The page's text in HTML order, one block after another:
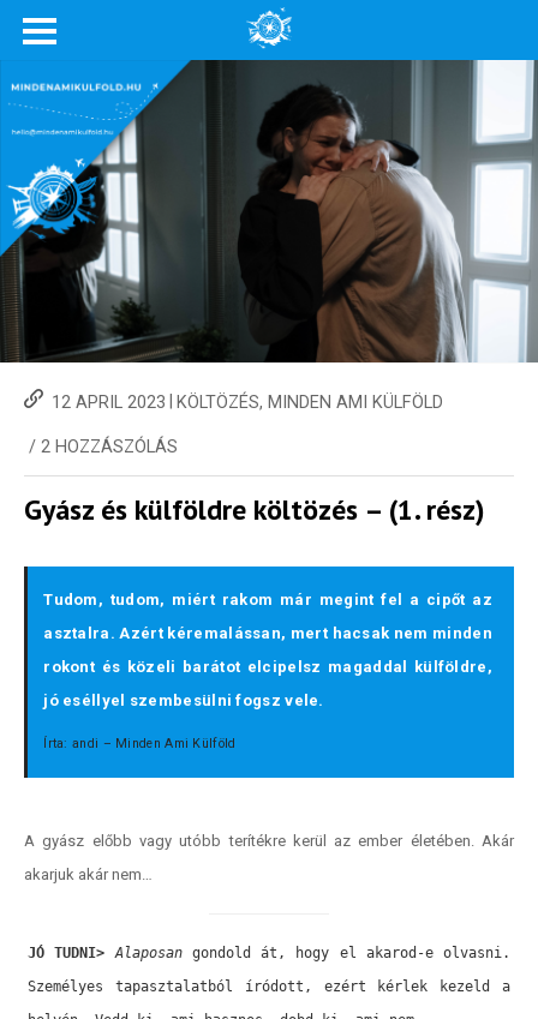
12 APRIL 2023 KÖLTÖZÉS, MINDEN AMI KÜLFÖLD
/ 2 HOZZÁSZÓLÁS
Gyász és külföldre költözés – (1. rész)
Tudom, tudom, miért rakom már megint fel a cipőt az
asztalra. Azért kéremalássan, mert hacsak nem minden
rokont és közeli barátot elcipelsz magaddal külföldre,
jó eséllyel szembesülni fogsz vele.
Írta: andi – Minden Ami Külföld
A gyász előbb vagy utóbb terítékre kerül az ember életében. Akár
akarjuk akár nem…
JÓ TUDNI> Alaposan gondold át, hogy el akarod-e olvasni.
Személyes tapasztalatból íródott, ezért kérlek kezeld a